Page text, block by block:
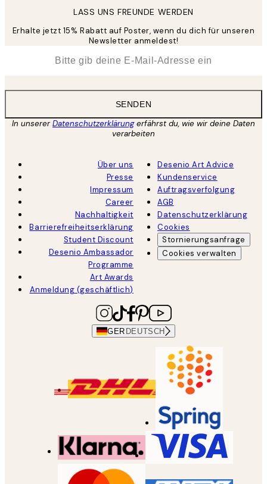
LASS UNS FREUNDE WERDEN
Erhalte jetzt 15% Rabatt auf Poster, wenn du dich für unseren
Newsletter anmeldest!
SENDEN
In unsererDatenschutzerklärungerfährst du, wie wir deine Daten
verarbeiten
Über uns
Presse
Impressum
Career
Nachhaltigkeit
Barrierefreiheitserklärung
Student Discount
Desenio Ambassador
Programme
Art Awards
Anmeldung (geschäftlich)
Desenio Art Advice
Kundenservice
Auftragsverfolgung
AGB
Datenschutzerklärung
Cookies
Stornierungsanfrage
Cookies verwalten
GER DEUTSCH